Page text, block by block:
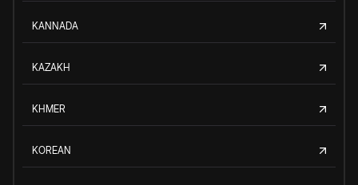
KANNADA
KAZAKH
KHMER
KOREAN